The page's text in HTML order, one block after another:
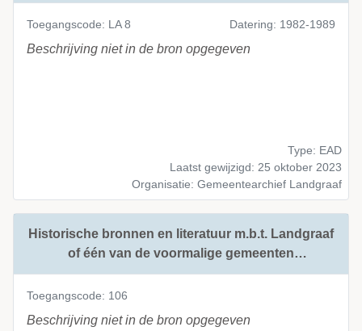
Toegangscode: LA 8 Datering: 1982-1989
Beschrijving niet in de bron opgegeven
Type: EAD
Laatst gewijzigd: 25 oktober 2023
Organisatie: Gemeentearchief Landgraaf
Historische bronnen en literatuur m.b.t. Landgraaf
of één van de voormalige gemeenten
Nieuwenhagen
Toegangscode: 106
Beschrijving niet in de bron opgegeven